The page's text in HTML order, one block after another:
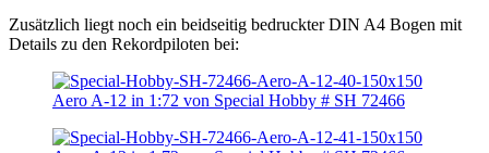
Zusätzlich liegt noch ein beidseitig bedruckter DIN A4 Bogen mit
Details zu den Rekordpiloten bei: